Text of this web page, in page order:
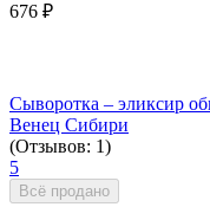
676 ₽
Сыворотка – эликсир
Венец Сибири
(Отзывов: 1)
5
Всё продано